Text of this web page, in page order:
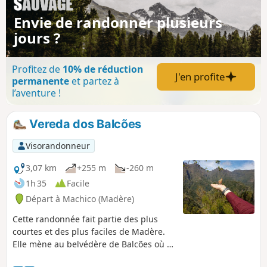
en cinq minutes, vous aurez le temps de
profiter de la descente. Néanmoins vigilance,
le sentier peut être boueux après de fortes
pluies et glissant. Il y a de nombreuses
Envie de randonner plusieurs
jours ?
Profitez de 10% de réduction
permanenteet partez à
l’aventure !
J'en profite
Vereda dos Balcões
Visorandonneur
3,07 km
+255 m
-260 m
1h 35
Facile
Départ à Machico (Madère)
Cette randonnée fait partie des plus
courtes et des plus faciles de Madère.
Elle mène au belvédère de Balcões où la